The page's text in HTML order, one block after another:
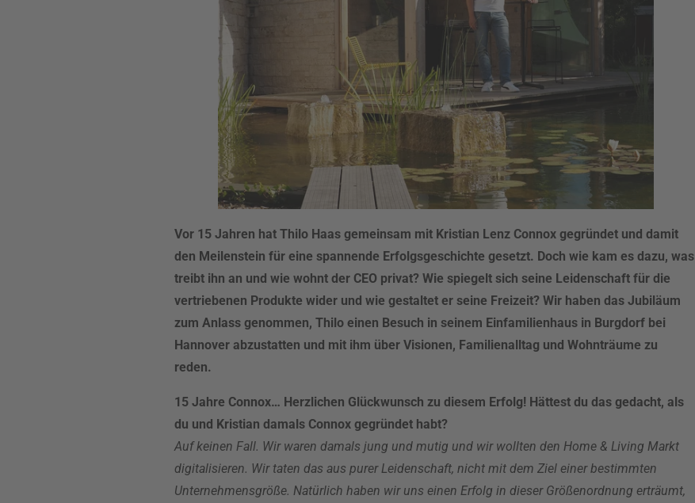
Vor 15 Jahren hat Thilo Haas gemeinsam mit Kristian Lenz Connox gegründet und damit
den Meilenstein für eine spannende Erfolgsgeschichte gesetzt. Doch wie kam es dazu, was
treibt ihn an und wie wohnt der CEO privat? Wie spiegelt sich seine Leidenschaft für die
vertriebenen Produkte wider und wie gestaltet er seine Freizeit? Wir haben das Jubiläum
zum Anlass genommen, Thilo einen Besuch in seinem Einfamilienhaus in Burgdorf bei
Hannover abzustatten und mit ihm über Visionen, Familienalltag und Wohnträume zu
reden.
15 Jahre Connox… Herzlichen Glückwunsch zu diesem Erfolg! Hättest du das gedacht, als
du und Kristian damals Connox gegründet habt?
Auf keinen Fall. Wir waren damals jung und mutig und wir wollten den Home & Living Markt
digitalisieren. Wir taten das aus purer Leidenschaft, nicht mit dem Ziel einer bestimmten
Unternehmensgröße. Natürlich haben wir uns einen Erfolg in dieser Größenordnung erträumt,